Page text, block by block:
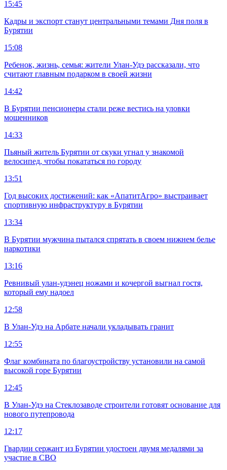
15:45
Кадры и экспорт станут центральными темами Дня поля в
Бурятии
15:08
Ребенок, жизнь, семья: жители Улан-Удэ рассказали, что
считают главным подарком в своей жизни
14:42
В Бурятии пенсионеры стали реже вестись на уловки
мошенников
14:33
Пьяный житель Бурятии от скуки угнал у знакомой
велосипед, чтобы покататься по городу
13:51
Год высоких достижений: как «АпатитАгро» выстраивает
спортивную инфраструктуру в Бурятии
13:34
В Бурятии мужчина пытался спрятать в своем нижнем белье
наркотики
13:16
Ревнивый улан-удэнец ножами и кочергой выгнал гостя,
который ему надоел
12:58
В Улан-Удэ на Арбате начали укладывать гранит
12:55
Флаг комбината по благоустройству установили на самой
высокой горе Бурятии
12:45
В Улан-Удэ на Стеклозаводе строители готовят основание для
нового путепровода
12:17
Гвардии сержант из Бурятии удостоен двумя медалями за
участие в СВО